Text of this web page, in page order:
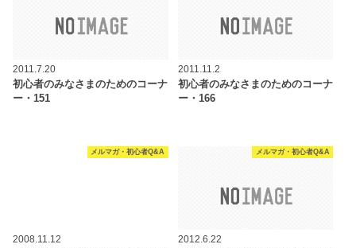
2011.7.20
初心者のみなさまのためのコーナ
ー・151
2011.11.2
初心者のみなさまのためのコーナ
ー・166
メルマガ・初心者Q&A
2008.11.12
メルマガ・初心者Q&A
2012.6.22